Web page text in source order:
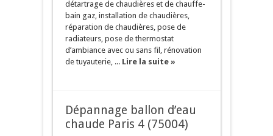
détartrage de chaudières et de chauffe-
bain gaz, installation de chaudières,
réparation de chaudières, pose de
radiateurs, pose de thermostat
d’ambiance avec ou sans fil, rénovation
de tuyauterie, ... Lire la suite »
Dépannage ballon d’eau
chaude Paris 4 (75004)